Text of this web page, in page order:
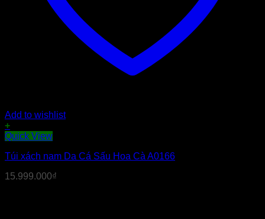
Add to wishlist
+
Quick View
Túi xách nam Da Cá Sấu Hoa Cà A0166
15.999.000₫